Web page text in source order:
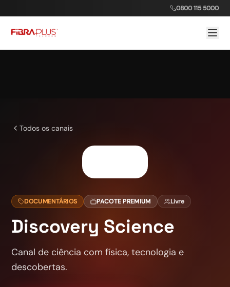
0800 115 5000
Todos os canais
DOCUMENTÁRIOS PACOTE PREMIUM Livre
Discovery Science
Canal de ciência com física, tecnologia e
descobertas.